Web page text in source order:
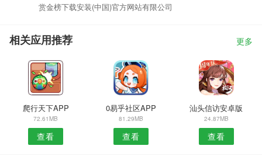
赏金榜下载安装(中国)官方网站有限公司
相关应用推荐 更多
爬行天下APP
72.61MB
查看
0易乎社区APP
81.29MB
查看
汕头信访安卓版
24.87MB
查看